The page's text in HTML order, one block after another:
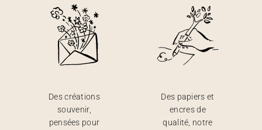
Des créations
souvenir,
pensées pour
Des papiers et
encres de
qualité, notre